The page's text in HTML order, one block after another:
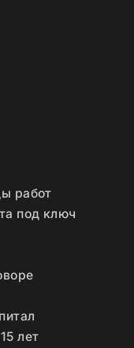
работ
под ключ
лет